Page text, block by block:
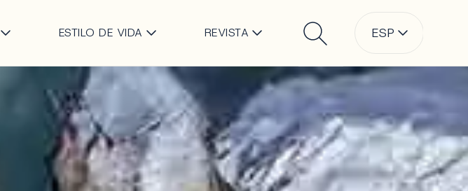
Saltar al contenido principal
ESTILO DE VIDA REVISTA
Buscar
ESP